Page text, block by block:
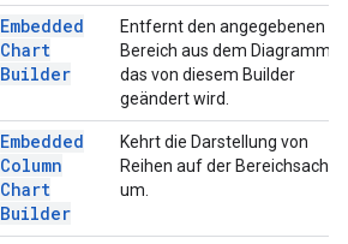
Embedded
Chart
Builder
Entfernt den angegebenen
Bereich aus dem Diagramm,
das von diesem Builder
geändert wird.
Embedded
Column
Chart
Builder
Kehrt die Darstellung von
Reihen auf der Bereichsachse
um.